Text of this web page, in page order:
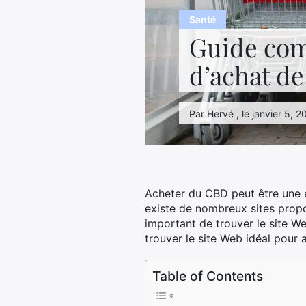
Santé
Guide
d’achat
Par Hervé , le janvier 5,
Acheter du CBD peut être une
existe de nombreux sites
important de trouver le site
trouver le site Web idéal pour
Table of Contents